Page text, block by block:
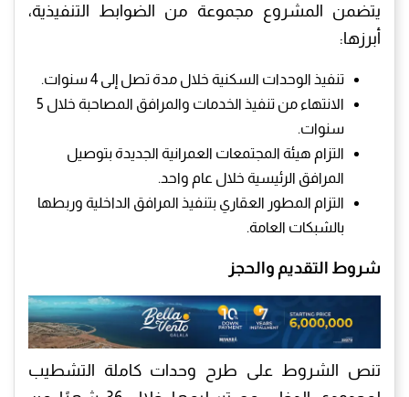
يتضمن المشروع مجموعة من الضوابط التنفيذية،
أبرزها:
تنفيذ الوحدات السكنية خلال مدة تصل إلى 4 سنوات.
الانتهاء من تنفيذ الخدمات والمرافق المصاحبة خلال 5
سنوات.
التزام هيئة المجتمعات العمرانية الجديدة بتوصيل
المرافق الرئيسية خلال عام واحد.
التزام المطور العقاري بتنفيذ المرافق الداخلية وربطها
بالشبكات العامة.
شروط التقديم والحجز
تنص الشروط على طرح وحدات كاملة التشطيب